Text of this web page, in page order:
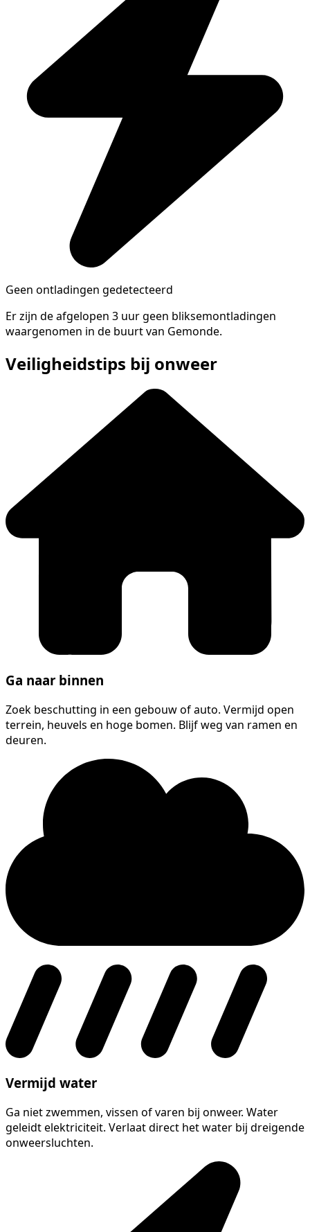
Geen ontladingen gedetecteerd
Er zijn de afgelopen 3 uur geen bliksemontladingen
waargenomen in de buurt van Gemonde.
Veiligheidstips bij onweer
Ga naar binnen
Zoek beschutting in een gebouw of auto. Vermijd open
terrein, heuvels en hoge bomen. Blijf weg van ramen en
deuren.
Vermijd water
Ga niet zwemmen, vissen of varen bij onweer. Water
geleidt elektriciteit. Verlaat direct het water bij dreigende
onweersluchten.